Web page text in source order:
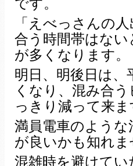
です。
「えべっさんの
合う時間帯はな
が多くなります。
明日、明後日は
くなり、混み合
っきり減って来ま
満員電車のよう
が良いかも知れ
混雑時を避けて